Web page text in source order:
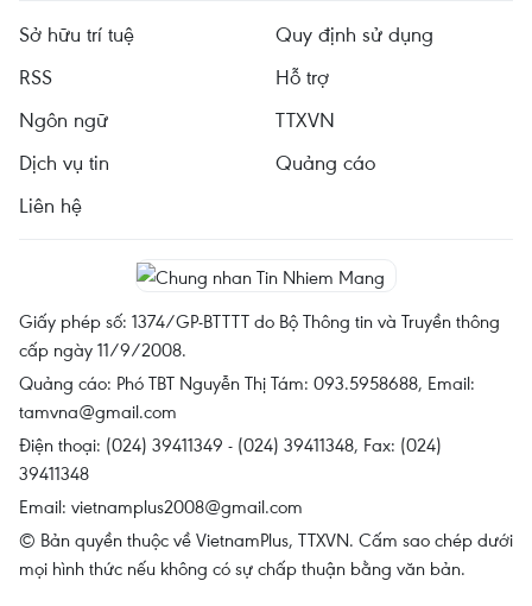
Sở hữu trí tuệ
Quy định sử dụng
RSS
Hỗ trợ
Ngôn ngữ
TTXVN
Dịch vụ tin
Quảng cáo
Liên hệ
Giấy phép số: 1374/GP-BTTTT do Bộ Thông tin và Truyền thông
cấp ngày 11/9/2008.
Quảng cáo: Phó TBT Nguyễn Thị Tám: 093.5958688, Email:
tamvna@gmail.com
Điện thoại: (024) 39411349 - (024) 39411348, Fax: (024)
39411348
Email: vietnamplus2008@gmail.com
© Bản quyền thuộc về VietnamPlus, TTXVN. Cấm sao chép dưới
mọi hình thức nếu không có sự chấp thuận bằng văn bản.